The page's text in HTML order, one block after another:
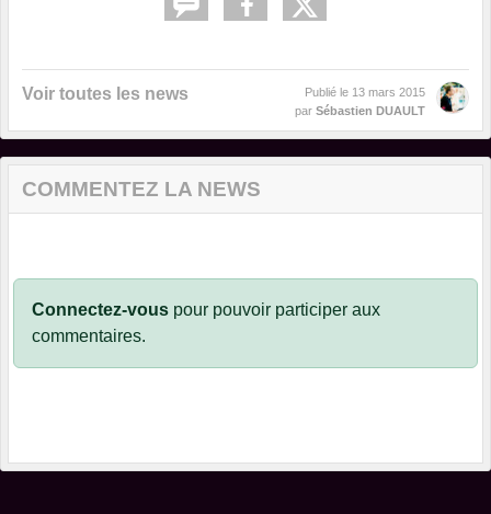
Voir toutes les news Publié le 13 mars 2015
par Sébastien DUAULT
COMMENTEZ LA NEWS
Connectez-vous pour pouvoir participer aux
commentaires.